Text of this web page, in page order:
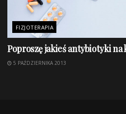
FIZJOTERAPIA
Poproszę jakieś antybiotyki na
5 PAŹDZIERNIKA 2013